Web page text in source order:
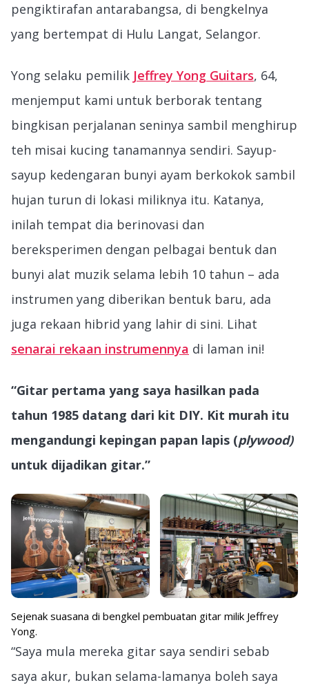
pengiktirafan antarabangsa, di bengkelnya
yang bertempat di Hulu Langat, Selangor.
Yong selaku pemilik Jeffrey Yong Guitars, 64,
menjemput kami untuk berborak tentang
bingkisan perjalanan seninya sambil menghirup
teh misai kucing tanamannya sendiri. Sayup-
sayup kedengaran bunyi ayam berkokok sambil
hujan turun di lokasi miliknya itu. Katanya,
inilah tempat dia berinovasi dan
bereksperimen dengan pelbagai bentuk dan
bunyi alat muzik selama lebih 10 tahun – ada
instrumen yang diberikan bentuk baru, ada
juga rekaan hibrid yang lahir di sini. Lihat
senarai rekaan instrumennya di laman ini!
“Gitar pertama yang saya hasilkan pada
tahun 1985 datang dari kit DIY. Kit murah itu
mengandungi kepingan papan lapis (plywood)
untuk dijadikan gitar.”
Sejenak suasana di bengkel pembuatan gitar milik Jeffrey
Yong.
“Saya mula mereka gitar saya sendiri sebab
saya akur, bukan selama-lamanya boleh saya